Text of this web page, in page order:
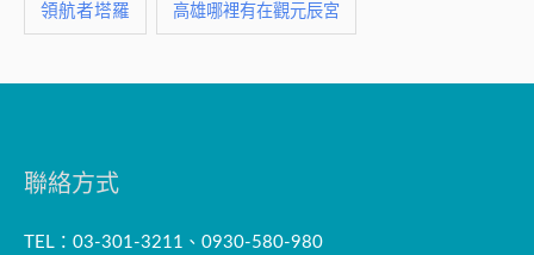
領航者塔羅 高雄哪裡有在觀元辰宮
聯絡方式
TEL：03-301-3211、0930-580-980